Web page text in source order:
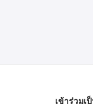
เข้าร่วมเ